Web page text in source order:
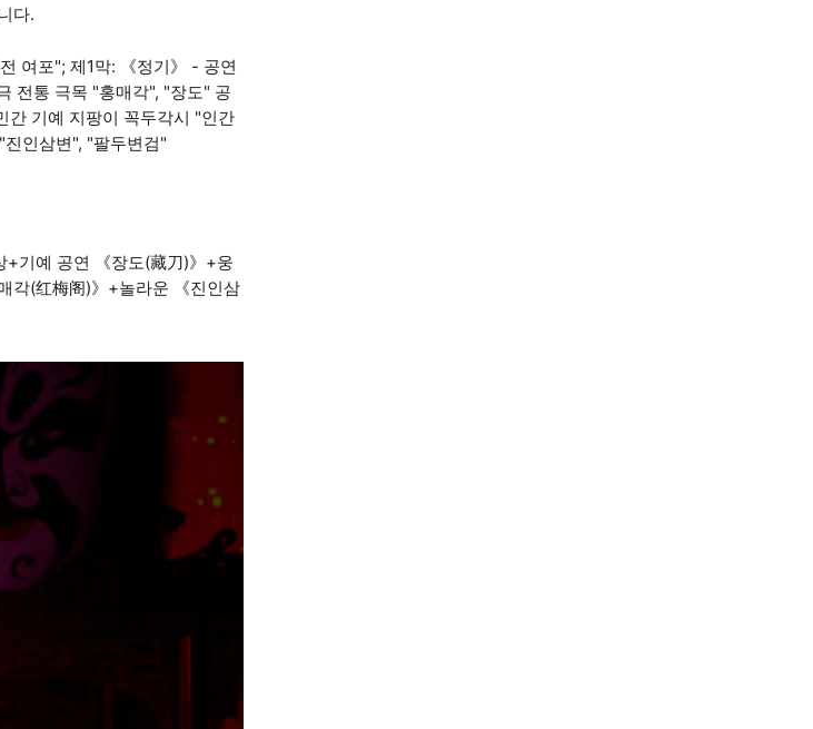
다.
여포"; 제1막: 《정기》 - 공연
전통 극목 "홍매각", "장도" 공
간 기예 지팡이 꼭두각시 "인간
인삼변", "팔두변검"
+기예 공연 《장도(藏刀)》+웅
각(红梅阁)》+놀라운 《진인삼